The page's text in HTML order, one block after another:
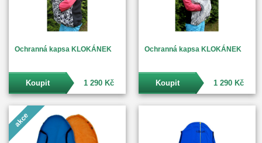
Ochranná kapsa KLOKÁNEK
1 290 Kč
Koupit
Ochranná kapsa KLOKÁNEK
1 290 Kč
Koupit
akce